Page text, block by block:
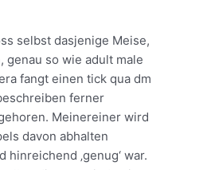
selbst dasjenige Meise,
so wie adult male
fangt einen tick qua dm
ferner
Meinereiner wird
davon abhalten
‚genug‘ war.